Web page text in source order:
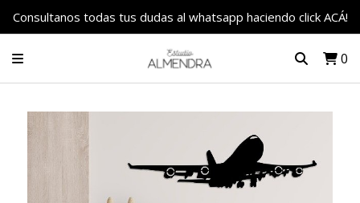
Consultanos todas tus dudas al whatsapp haciendo click ACÁ!
0